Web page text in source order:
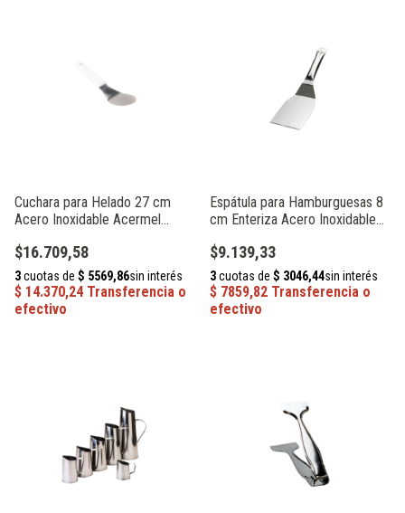
Cuchara para Helado 27 cm
Acero Inoxidable Acermel
$16.709,58
Espátula para Hamburguesas 8
cm Enteriza Acero Inoxidable
$9.139,33